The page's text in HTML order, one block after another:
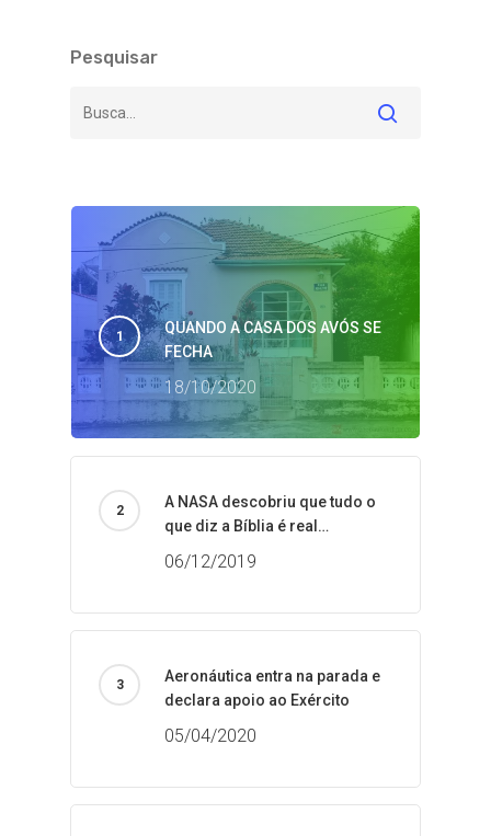
Pesquisar
QUANDO A CASA DOS AVÓS SE
FECHA
18/10/2020
A NASA descobriu que tudo o
que diz a Bíblia é real…
06/12/2019
Aeronáutica entra na parada e
declara apoio ao Exército
05/04/2020